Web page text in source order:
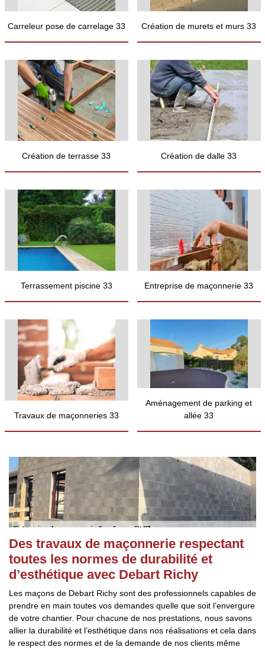
Carreleur pose de carrelage 33 Création de murets et murs 33
Création de terrasse 33 Création de dalle 33
Terrassement piscine 33 Entreprise de maçonnerie 33
Travaux de maçonneries 33
Aménagement de parking et
allée 33
Des travaux de maçonnerie respectant
toutes les normes de durabilité et
d’esthétique avec Debart Richy
Les maçons de Debart Richy sont des professionnels capables de
prendre en main toutes vos demandes quelle que soit l’envergure
de votre chantier. Pour chacune de nos prestations, nous savons
allier la durabilité et l’esthétique dans nos réalisations et cela dans
le respect des normes et de la demande de nos clients même